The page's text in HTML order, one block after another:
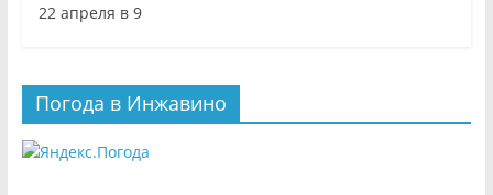
22 апреля в 9
Погода в Инжавино